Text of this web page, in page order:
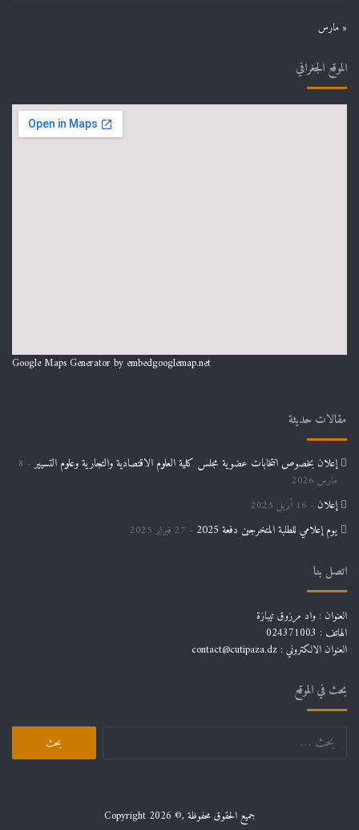
« مارس
الموقع الجغرافي
Google Maps Generator by embedgooglemap.net
مقالات حديثة
إعلان بخصوص انتخابات عضوية مجلس كلية العلوم الاقتصادية والتجارية وعلوم التسيير
8
مارس 2026
إعلان 16 أبريل 2025
يوم إعلامي للطلبة المتخرجين دفعة 2025 27 فبراير 2025
اتصل بنا
العنوان : واد مرزوق تيبازة
الهاتف : 024371003
العنوان الالكتروني : contact@cutipaza.dz
بحث في الموقع
البحث
جميع الحقوق محفوظة ,© Copyright 2026